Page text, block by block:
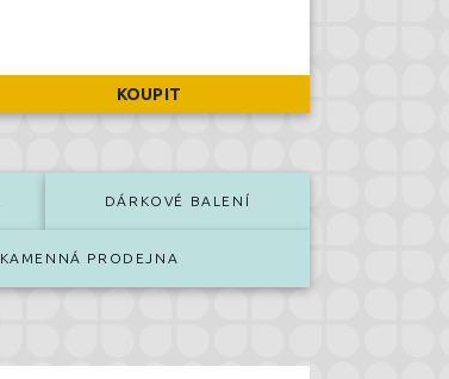
KOUPIT
DÁRKOVÉ BALENÍ
KAMENNÁ PRODEJNA